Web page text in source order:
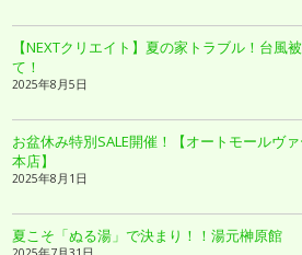
【NEXTクリエイト】夏の家トラブル！台風
て！
2025年8月5日
お盆休み特別SALE開催！【オートモールヴ
本店】
2025年8月1日
夏こそ「ぬる湯」で決まり！！湯元榊原館